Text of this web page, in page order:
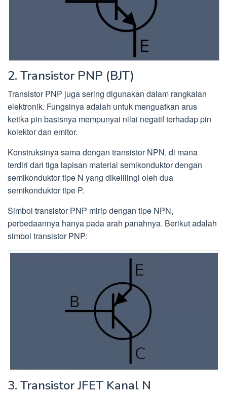
2. Transistor PNP (BJT)
Transistor PNP juga sering digunakan dalam rangkaian
elektronik. Fungsinya adalah untuk menguatkan arus
ketika pin basisnya mempunyai nilai negatif terhadap pin
kolektor dan emitor.
Konstruksinya sama dengan transistor NPN, di mana
terdiri dari tiga lapisan material semikonduktor dengan
semikonduktor tipe N yang dikelilingi oleh dua
semikonduktor tipe P.
Simbol transistor PNP mirip dengan tipe NPN,
perbedaannya hanya pada arah panahnya. Berikut adalah
simbol transistor PNP:
3. Transistor JFET Kanal N